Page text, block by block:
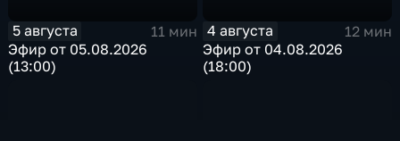
5 августа
11 мин
Эфир от 05.08.2026
(13:00)
4 августа
12 мин
Эфир от 04.08.2026
(18:00)